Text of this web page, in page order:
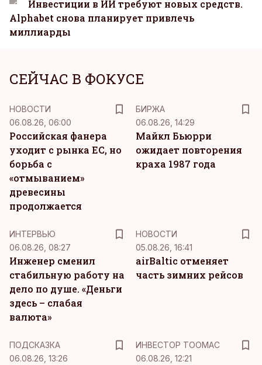
Инвестиции в ИИ требуют новых средств.
Alphabet снова планирует привлечь
миллиарды
СЕЙЧАС В ФОКУСЕ
НОВОСТИ
06.08.26, 06:00
Российская фанера
уходит с рынка ЕС, но
борьба с
«отмыванием»
древесины
продолжается
БИРЖА
06.08.26, 14:29
Майкл Бьюрри
ожидает повторения
краха 1987 года
ИНТЕРВЬЮ
06.08.26, 08:27
Инженер сменил
стабильную работу на
дело по душе. «Деньги
здесь – слабая
валюта»
НОВОСТИ
05.08.26, 16:41
airBaltic отменяет
часть зимних рейсов
ПОДСКАЗКА
06.08.26, 13:26
ИНВЕСТОР ТООМАС
06.08.26, 12:21